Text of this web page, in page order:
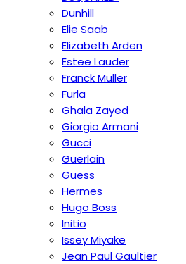
Dunhill
Elie Saab
Elizabeth Arden
Estee Lauder
Franck Muller
Furla
Ghala Zayed
Giorgio Armani
Gucci
Guerlain
Guess
Hermes
Hugo Boss
Initio
Issey Miyake
Jean Paul Gaultier